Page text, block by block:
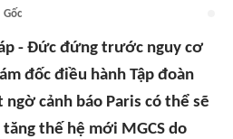
Gốc
- Đức đứng trước nguy cơ
đốc điều hành Tập đoàn
cảnh báo Paris có thể sẽ
thế hệ mới MGCS do